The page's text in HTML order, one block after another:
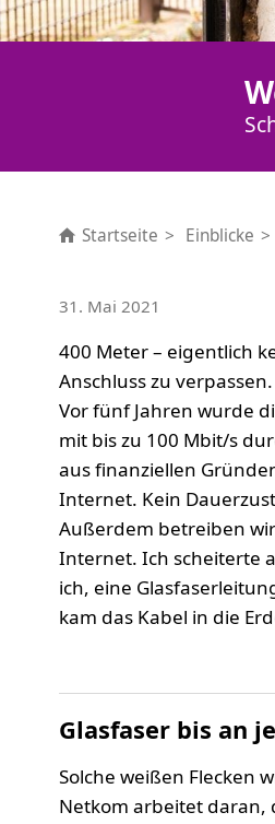
Startseite Einblicke
31. Mai 2021
400 Meter – eigentlich
Anschluss zu
Vor fünf Jahren wurde
mit bis zu 100 Mbit/s
aus finanziellen
Internet. Kein
Außerdem betreiben
Internet. Ich scheiterte
ich, eine
kam das Kabel in die
Glasfaser bis an
Solche weißen Flecken
Netkom arbeitet daran,